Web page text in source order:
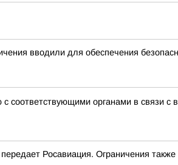
вводили для обеспечения
органами в связи с
Росавиация. Ограничения